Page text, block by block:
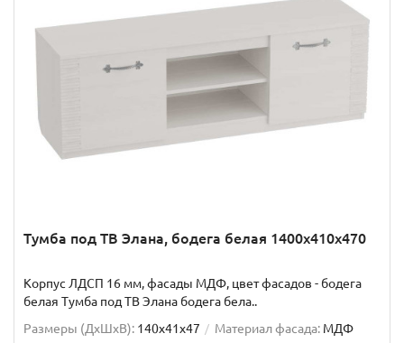
Тумба под ТВ Элана, бодега белая 1400x410x470
Корпус ЛДСП 16 мм, фасады МДФ, цвет фасадов - бодега
белая Тумба под ТВ Элана бодега бела..
Размеры (ДхШxВ): 140x41x47 Материал фасада: МДФ